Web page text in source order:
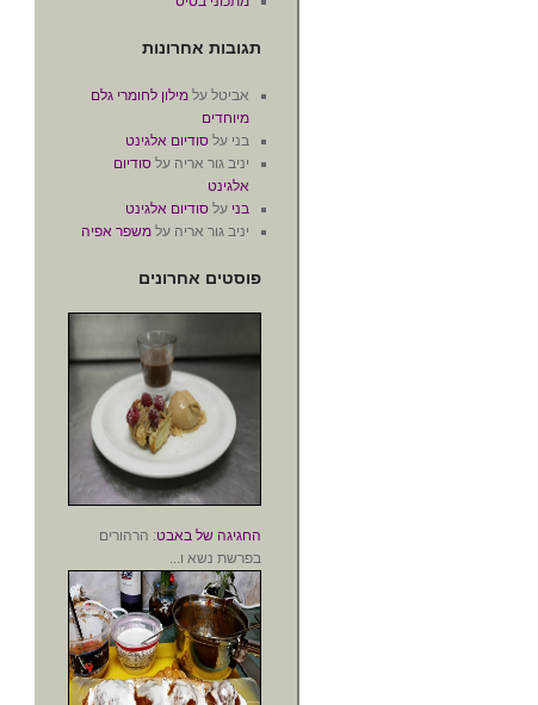
תגובות אחרונות
אביטל על מילון לחומרי גלם
מיוחדים
בני על סודיום אלגינט
יניב גור אריה על סודיום
אלגינט
בני על סודיום אלגינט
יניב גור אריה על משפר אפיה
פוסטים אחרונים
החגיגה של באבט: הרהורים
בפרשת נשא ו...